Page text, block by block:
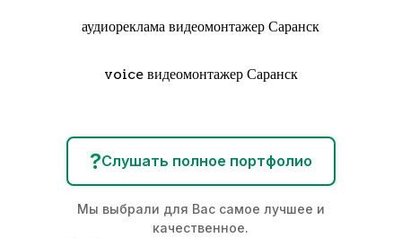
аудиореклама видеомонтажер Саранск
voice видеомонтажер Саранск
?Слушать полное портфолио
Мы выбрали для Вас самое лучшее и
качественное.